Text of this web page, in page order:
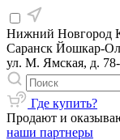
Нижний Новгород
Саранск Йошкар-
ул. М. Ямская, д.
Где купить?
Продают и
наши партнеры